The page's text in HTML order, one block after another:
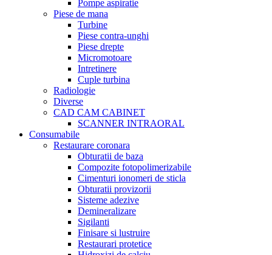
Pompe aspiratie
Piese de mana
Turbine
Piese contra-unghi
Piese drepte
Micromotoare
Intretinere
Cuple turbina
Radiologie
Diverse
CAD CAM CABINET
SCANNER INTRAORAL
Consumabile
Restaurare coronara
Obturatii de baza
Compozite fotopolimerizabile
Cimenturi ionomeri de sticla
Obturatii provizorii
Sisteme adezive
Demineralizare
Sigilanti
Finisare si lustruire
Restaurari protetice